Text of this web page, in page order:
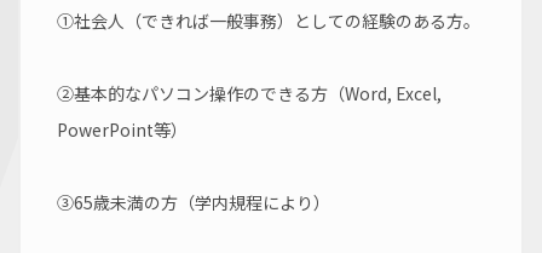
①社会人（できれば一般事務）としての経験のある方。
②基本的なパソコン操作のできる方（Word, Excel,
PowerPoint等）
③65歳未満の方（学内規程により）